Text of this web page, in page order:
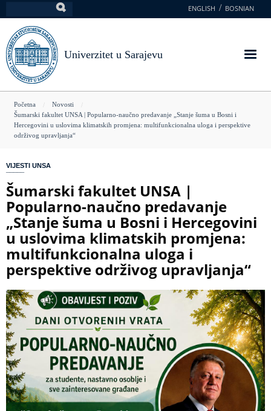
na
glavni
sadržaj
ENGLISH BOSNIAN
Univerzitet u Sarajevu
You
are
here
Početna
Novosti
Šumarski fakultet UNSA | Popularno-naučno predavanje „Stanje šuma u Bosni i
Hercegovini u uslovima klimatskih promjena: multifunkcionalna uloga i perspektive
održivog upravljanja“
VIJESTI UNSA
Šumarski fakultet UNSA |
Popularno-naučno predavanje
„Stanje šuma u Bosni i Hercegovini
u uslovima klimatskih promjena:
multifunkcionalna uloga i
perspektive održivog upravljanja“